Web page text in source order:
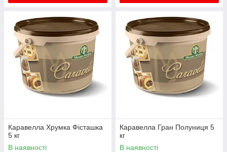
Каравелла Хрумка Фісташка
5 кг
В наявності
Каравелла Гран Полуниця 5
кг
В наявності